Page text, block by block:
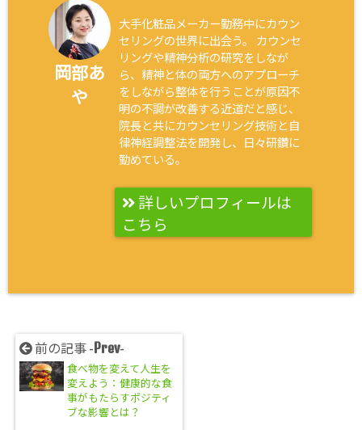
岡部あ
や
大手化粧品メーカー勤務中にカウン
セリングの世界に出会う。 カウンセ
リングや精神分析の研究をしなが
ら、精神と体の両方へのアプローチ
をしながら整体を行うことが原因不
明の不調が改善する近道だと感じ、
院長と共にカウンセリング技術と自
律神経調整法を開発し、日々研鑽に
勤めている。
詳しいプロフィールは
こちら
前の記事 - Prev-
食べ物を変えて人生を
変えよう：健康的な食
事がもたらすポジティ
ブな影響とは？